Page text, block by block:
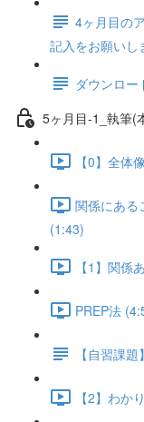
4ヶ月目の
記入をお願いし
ダウンロー
5ヶ月目-1_執筆(
【0】全体
関係にある
(1:43)
【1】関係
PREP法
【自習課
【2】わか